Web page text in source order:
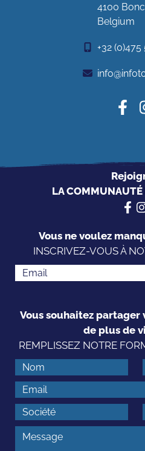
4100
Belgium
+32 (0)475
LA
Vous ne voulez
INSCRIVEZ-VOUS À
Vous souhaitez partager
de plus de
REMPLISSEZ NOTRE